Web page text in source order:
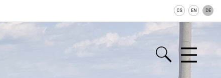
CS EN DE